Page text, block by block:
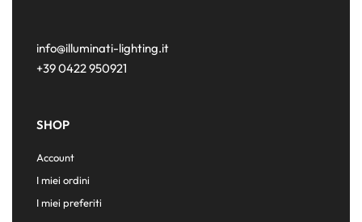
info@illuminati-lighting.it
+39 0422 950921
SHOP
Account
I miei ordini
I miei preferiti